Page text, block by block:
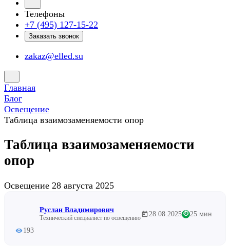
Телефоны
+7 (495) 127-15-22
Заказать звонок
zakaz@elled.su
Главная
Блог
Освещение
Таблица взаимозаменяемости опор
Таблица взаимозаменяемости
опор
Освещение 28 августа 2025
Руслан Владимирович
Технический специалист по освещению
28.08.2025 ⏱ 25 мин
193